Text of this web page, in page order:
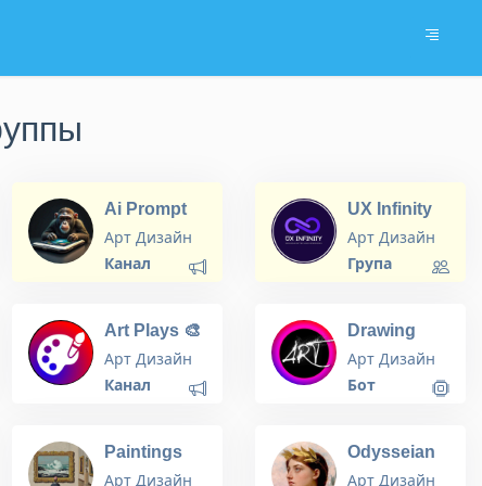
Ai Prompt
Engineering
Арт Дизайн
Канал
UX Infinity
Арт Дизайн
Група
Art Plays 🎨
Арт Дизайн
Канал
Drawing
Ideas
Generator
Арт Дизайн
Бот
Paintings
Place
Арт Дизайн
Odysseian
Pictures
Арт Дизайн